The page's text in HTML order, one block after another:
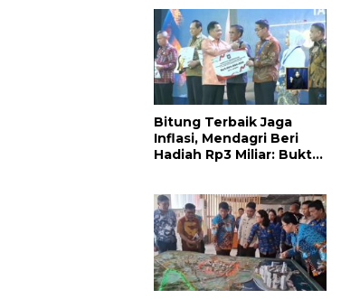
PN Tondano
Bitung ‎Terbaik Jaga
Inflasi, Mendagri Beri
Hadiah Rp3 Miliar: Bukti
Masyarakat